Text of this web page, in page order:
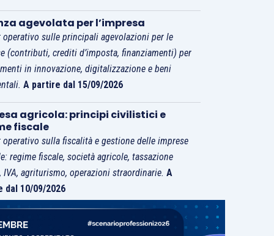
agevolata per l’impresa
operativo sulle principali agevolazioni per le
(contributi, crediti d’imposta, finanziamenti) per
in innovazione, digitalizzazione e beni
A partire dal 15/09/2026
agricola: principi civilistici e
fiscale
operativo sulla fiscalità e gestione delle imprese
regime fiscale, società agricole, tassazione
IVA, agriturismo, operazioni straordinarie.A
dal 10/09/2026